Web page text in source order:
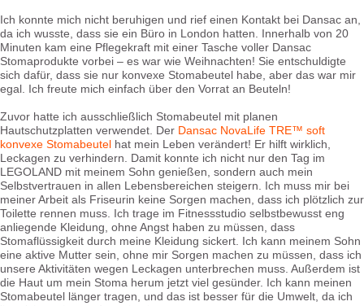
Ich konnte mich nicht beruhigen und rief einen Kontakt bei Dansac an,
da ich wusste, dass sie ein Büro in London hatten. Innerhalb von 20
Minuten kam eine Pflegekraft mit einer Tasche voller Dansac
Stomaprodukte vorbei – es war wie Weihnachten! Sie entschuldigte
sich dafür, dass sie nur konvexe Stomabeutel habe, aber das war mir
egal. Ich freute mich einfach über den Vorrat an Beuteln!
Zuvor hatte ich ausschließlich Stomabeutel mit planen
Hautschutzplatten verwendet. Der Dansac NovaLife TRE™ soft
konvexe Stomabeutel hat mein Leben verändert! Er hilft wirklich,
Leckagen zu verhindern. Damit konnte ich nicht nur den Tag im
LEGOLAND mit meinem Sohn genießen, sondern auch mein
Selbstvertrauen in allen Lebensbereichen steigern. Ich muss mir bei
meiner Arbeit als Friseurin keine Sorgen machen, dass ich plötzlich zur
Toilette rennen muss. Ich trage im Fitnessstudio selbstbewusst eng
anliegende Kleidung, ohne Angst haben zu müssen, dass
Stomaflüssigkeit durch meine Kleidung sickert. Ich kann meinem Sohn
eine aktive Mutter sein, ohne mir Sorgen machen zu müssen, dass ich
unsere Aktivitäten wegen Leckagen unterbrechen muss. Außerdem ist
die Haut um mein Stoma herum jetzt viel gesünder. Ich kann meinen
Stomabeutel länger tragen, und das ist besser für die Umwelt, da ich